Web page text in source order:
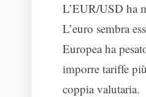
L’EUR/USD ha
L’euro sembra
Europea ha
imporre tariffe
coppia valutaria.